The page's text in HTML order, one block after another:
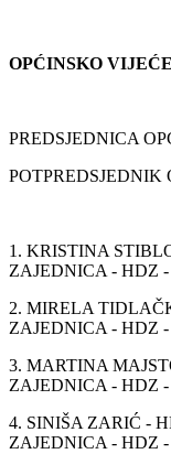
OPĆINSKO
PREDSJEDNICA
POTPREDSJEDNIK
1. KRISTINA
ZAJEDNICA - HDZ -
2. MIRELA
ZAJEDNICA - HDZ -
3. MARTINA
ZAJEDNICA - HDZ -
4. SINIŠA ZARIĆ -
ZAJEDNICA - HDZ -